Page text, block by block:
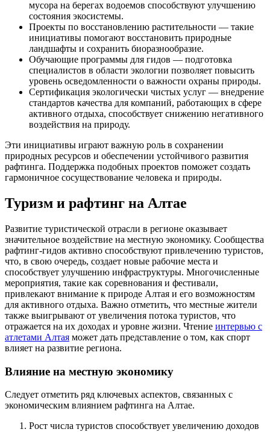
мусора на берегах водоемов способствуют улучшению
состояния экосистемы.
Проекты по восстановлению растительности — такие
инициативы помогают восстановить природные
ландшафты и сохранить биоразнообразие.
Обучающие программы для гидов — подготовка
специалистов в области экологии позволяет повысить
уровень осведомленности о важности охраны природы.
Сертификация экологически чистых услуг — внедрение
стандартов качества для компаний, работающих в сфере
активного отдыха, способствует снижению негативного
воздействия на природу.
Эти инициативы играют важную роль в сохранении
природных ресурсов и обеспечении устойчивого развития
рафтинга. Поддержка подобных проектов поможет создать
гармоничное сосуществование человека и природы.
Туризм и рафтинг на Алтае
Развитие туристической отрасли в регионе оказывает
значительное воздействие на местную экономику. Сообщества
рафтинг-гидов активно способствуют привлечению туристов,
что, в свою очередь, создает новые рабочие места и
способствует улучшению инфраструктуры. Многочисленные
мероприятия, такие как соревнования и фестивали,
привлекают внимание к природе Алтая и его возможностям
для активного отдыха. Важно отметить, что местные жители
также выигрывают от увеличения потока туристов, что
отражается на их доходах и уровне жизни. Чтение интервью с
атлетами Алтая может дать представление о том, как спорт
влияет на развитие региона.
Влияние на местную экономику
Следует отметить ряд ключевых аспектов, связанных с
экономическим влиянием рафтинга на Алтае.
Рост числа туристов способствует увеличению доходов